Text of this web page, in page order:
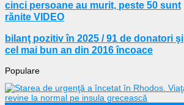
cinci persoane au murit, peste 50 sunt
rănite VIDEO
bilanţ pozitiv în 2025 / 91 de donatori şi
cel mai bun an din 2016 încoace
Populare